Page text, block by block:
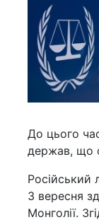
До цього
держав, що
Російський
3 вересня
Монголії.